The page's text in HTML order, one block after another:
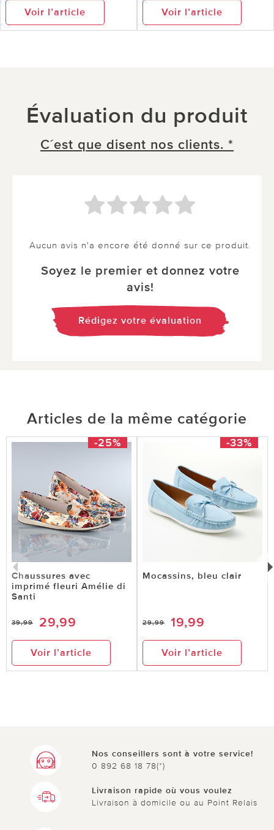
Voir l’article Voir l’article
Évaluation du produit
C´est que disent nos clients. *
Aucun avis n'a encore été donné sur ce produit.
Soyez le premier et donnez votre
avis!
Rédigez votre évaluation
Articles de la même catégorie
-25%
Chaussures avec
imprimé fleuri Amélie di
Santi
39,99 29,99
Voir l’article
-33%
Mocassins, bleu clair
29,99 19,99
Voir l’article
Nos conseillers sont à votre service!
0 892 68 18 78(*)
Livraison rapide où vous voulez
Livraison à domicile ou au Point Relais